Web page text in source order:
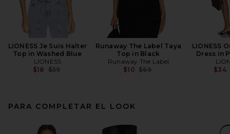
LIONESS Je Suis Halter
Top in Washed Blue
LIONESS
$18 Previous price:
$59
Runaway The Label Taya
Top in Black
Runaway The Label
$10 Previous price:
$69
LIONESS
Dress in
$34
PARA COMPLETAR EL LOOK